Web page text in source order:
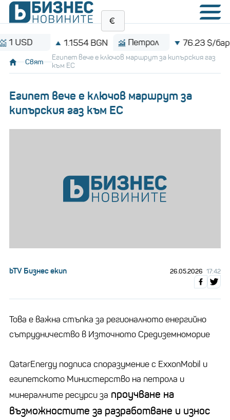
1.1554 BGN Петрол 76.23 $/барел
Свят
Египет вече е ключов маршрут за кипърския газ
към ЕС
Египет вече е ключов маршрут за
кипърския газ към ЕС
bTV Бизнес екип 26.05.2026 17:42
Това е важна стъпка за регионалното енергийно
сътрудничество в Източното Средиземноморие
QatarEnergy подписа споразумение с ExxonMobil и
египетското Министерство на петрола и
минералните ресурси за проучване на
възможностите за разработване и износ